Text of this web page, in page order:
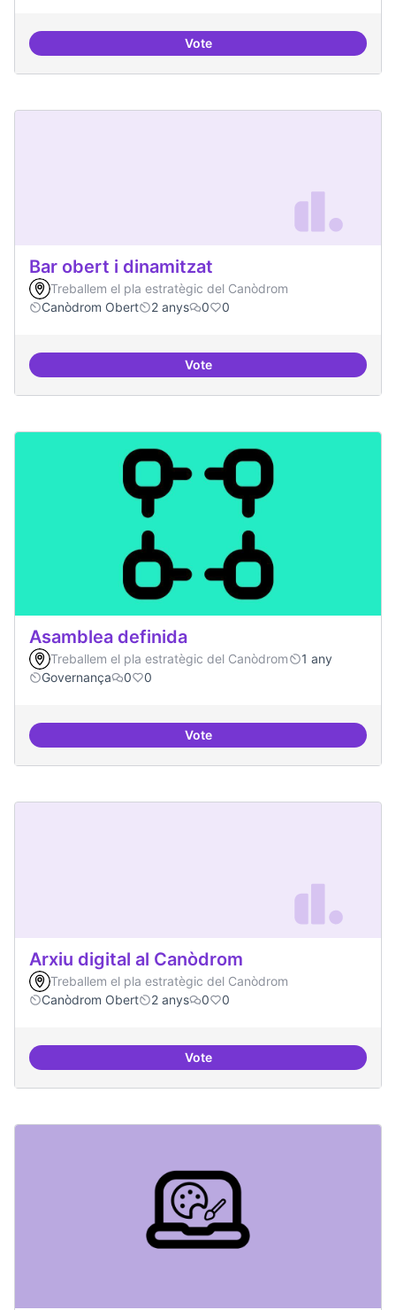
VoteBar obert, que sigui punt de
Bar obert i dinamitzat
Treballem el pla estratègic del Canòdrom
Canòdrom Obert
2 anys 0 0
VoteBar obert i dinamitzat
Asamblea definida
Treballem el pla estratègic del Canòdrom
1 any
Governança
0 0
VoteAsamblea definida
Arxiu digital al Canòdrom
Treballem el pla estratègic del Canòdrom
Canòdrom Obert
2 anys 0 0
VoteArxiu digital al Canòdrom